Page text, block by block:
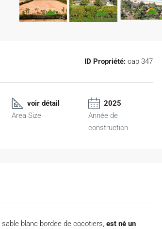
ID Propriété: cap 347
voir détail
Area Size
2025
Année de
construction
blanc bordée de cocotiers, est né un